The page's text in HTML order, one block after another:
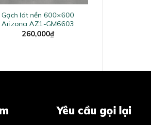
Gạch lát nền 600×600
Arizona AZ1-GM6603
260,000₫
Yêu cầu gọi lại